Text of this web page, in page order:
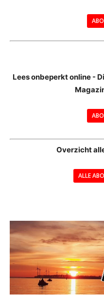
Lees onbeperkt online -
Overzicht
ALLE